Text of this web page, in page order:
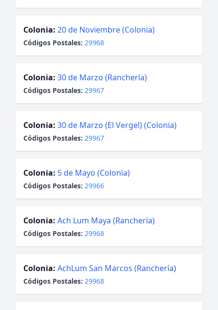
Colonia: 20 de Noviembre (Colonia)
Códigos Postales: 29968
Colonia: 30 de Marzo (Ranchería)
Códigos Postales: 29967
Colonia: 30 de Marzo (El Vergel) (Colonia)
Códigos Postales: 29967
Colonia: 5 de Mayo (Colonia)
Códigos Postales: 29966
Colonia: Ach Lum Maya (Ranchería)
Códigos Postales: 29968
Colonia: AchLum San Marcos (Ranchería)
Códigos Postales: 29968